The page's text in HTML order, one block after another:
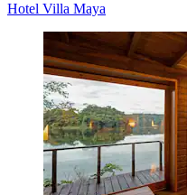
Hotel Villa Maya